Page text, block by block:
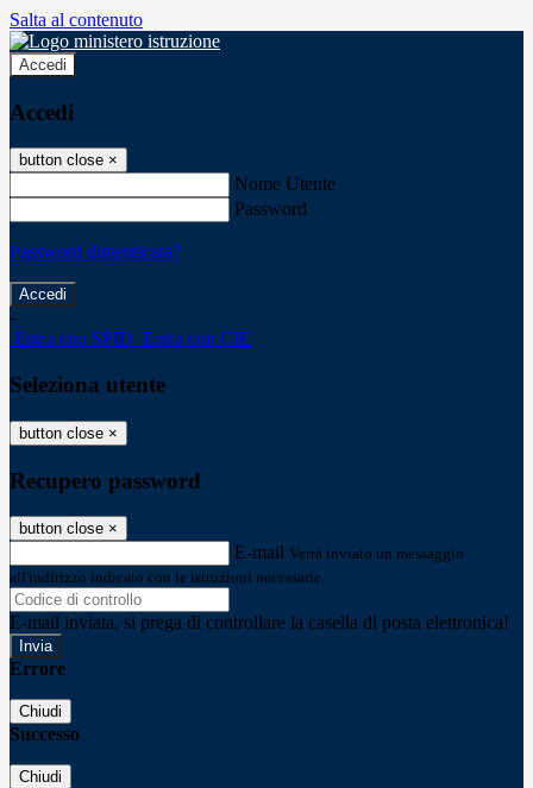
Salta al contenuto
Accedi
Accedi
button close ×
Nome Utente
Password
Password dimenticata?
-
Entra con SPID Entra con CIE
Seleziona utente
button close ×
Recupero password
button close ×
E-mail Verrà inviato un messaggio
all'indirizzo indicato con le istruzioni necessarie.
E-mail inviata, si prega di controllare la casella di posta elettronica!
Errore
Chiudi
Successo
Chiudi